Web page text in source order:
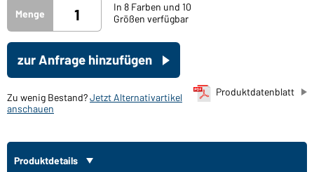
Menge
In 8 Farben und 10
Größen verfügbar
zur Anfrage hinzufügen
Produktdatenblatt
Zu wenig Bestand?Jetzt Alternativartikel
anschauen
Produktdetails